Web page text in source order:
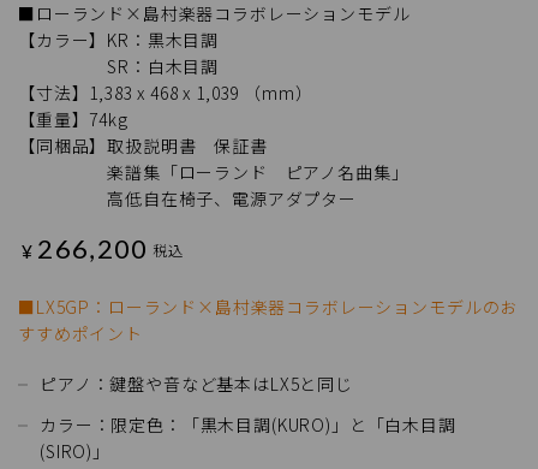
■ローランド×島村楽器コラボレーションモデル
【カラー】KR：黒木目調
SR：白木目調
【寸法】1,383 x 468 x 1,039 （mm）
【重量】74kg
【同梱品】取扱説明書 保証書
楽譜集「ローランド ピアノ名曲集」
高低自在椅子、電源アダプター
¥ 266,200 税込
■LX5GP：ローランド×島村楽器コラボレーションモデルのお
すすめポイント
ピアノ：鍵盤や音など基本はLX5と同じ
カラー：限定色：「黒木目調(KURO)」と「白木目調
(SIRO)」